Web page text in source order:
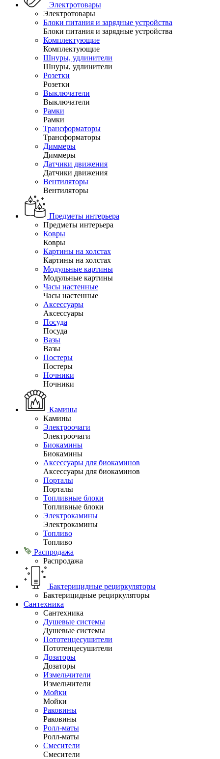
Электротовары
Электротовары
Блоки питания и зарядные устройства
Блоки питания и зарядные устройства
Комплектующие
Комплектующие
Шнуры, удлинители
Шнуры, удлинители
Розетки
Розетки
Выключатели
Выключатели
Рамки
Рамки
Трансформаторы
Трансформаторы
Диммеры
Диммеры
Датчики движения
Датчики движения
Вентиляторы
Вентиляторы
Предметы интерьера
Предметы интерьера
Ковры
Ковры
Картины на холстах
Картины на холстах
Модульные картины
Модульные картины
Часы настенные
Часы настенные
Аксессуары
Аксессуары
Посуда
Посуда
Вазы
Вазы
Постеры
Постеры
Ночники
Ночники
Камины
Камины
Электроочаги
Электроочаги
Биокамины
Биокамины
Аксессуары для биокаминов
Аксессуары для биокаминов
Порталы
Порталы
Топливные блоки
Топливные блоки
Электрокамины
Электрокамины
Топливо
Топливо
Распродажа
Распродажа
Бактерицидные рециркуляторы
Бактерицидные рециркуляторы
Сантехника
Сантехника
Душевые системы
Душевые системы
Пототенцесушители
Пототенцесушители
Дозаторы
Дозаторы
Измельчители
Измельчители
Мойки
Мойки
Раковины
Раковины
Ролл-маты
Ролл-маты
Смесители
Смесители